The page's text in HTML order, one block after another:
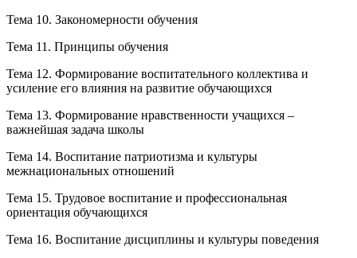
Тема 10. Закономерности обучения
Тема 11. Принципы обучения
Тема 12. Формирование воспитательного коллектива и
усиление его влияния на развитие обучающихся
Тема 13. Формирование нравственности учащихся –
важнейшая задача школы
Тема 14. Воспитание патриотизма и культуры
межнациональных отношений
Тема 15. Трудовое воспитание и профессиональная
ориентация обучающихся
Тема 16. Воспитание дисциплины и культуры поведения